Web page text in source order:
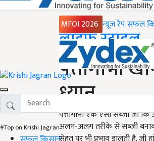
MFOI 2026 न्यूज़ रैपसफल
#Top on Krishi Jagran
Home
लाइफ स्टाइल
पत्तागोभी
ध्यान
पत्तागोभी एक ऐसी सब्जी जो
अलग-अलग तरीके से सब्जी